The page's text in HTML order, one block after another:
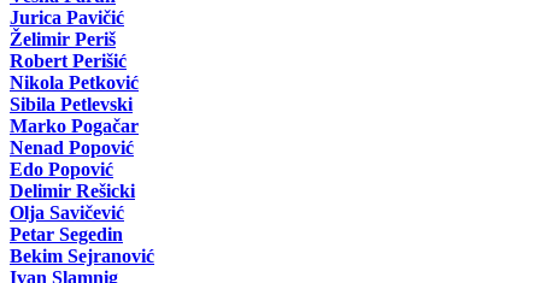
Jurica Pavičić
Želimir Periš
Robert Perišić
Nikola Petković
Sibila Petlevski
Marko Pogačar
Nenad Popović
Edo Popović
Delimir Rešicki
Olja Savičević
Petar Segedin
Bekim Sejranović
Ivan Slamnig